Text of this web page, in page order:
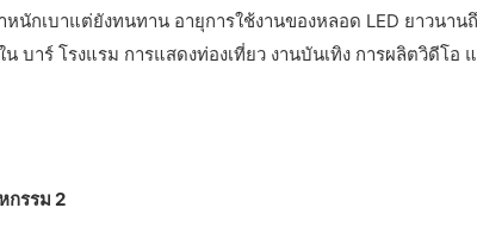
กเบาแต่ยังทนทาน อายุการใช้งานของหลอด LED ยาวนา
บาร์ โรงแรม การแสดงท่องเที่ยว งานบันเทิง การผลิตวิดีโอ